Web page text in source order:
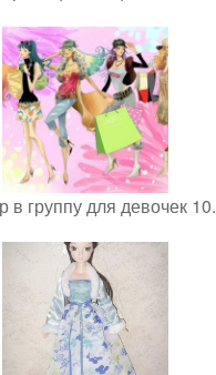
в группу для девочек 10.